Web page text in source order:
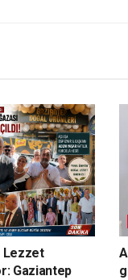
Lezzet
Gaziantep